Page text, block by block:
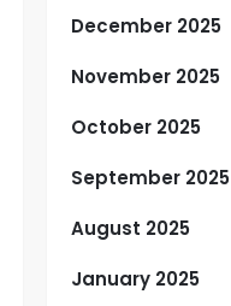
December 2025
November 2025
October 2025
September 2025
August 2025
January 2025